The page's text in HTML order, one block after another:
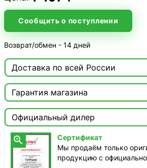
Сообщить о поступлении
Возврат/обмен - 14 дней
Доставка по всей России

Доставка этого товара недоступна
Гарантия магазина
Сертификат
Мы продаём только оригинальную
официальной гарантией!
Официальный дилер

Сертификат
Мы продаём только
продукцию с